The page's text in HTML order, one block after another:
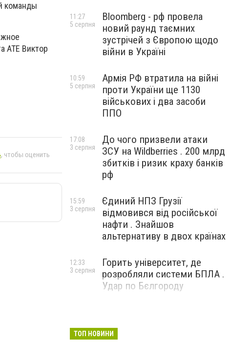
команды
АТЕ Виктор
, чтобы оценить
Bloomberg - рф провела
новий раунд таємних
зустрічей з Європою щодо
війни в Україні
11:27
5 серпня
Армія РФ втратила на війні
проти України ще 1130
військових і два засоби
ППО
10:59
5 серпня
До чого призвели атаки
ЗСУ на Wildberries . 200 млрд
збитків і ризик краху банків
рф
17:08
3 серпня
Єдиний НПЗ Грузії
відмовився від російської
нафти . Знайшов
альтернативу в двох країнах
15:59
3 серпня
Горить університет, де
розробляли системи БПЛА .
Удар по Бєлгороду
12:33
3 серпня
ТОП НОВИНИ